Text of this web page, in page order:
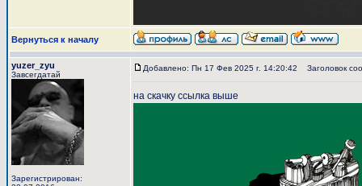
Вернуться к началу
yuzer_zyu
Завсегдатай
Зарегистрирован:
Добавлено: Пн 17 Фев 2025 г. 14:20:42 Заголовок
на скачку ссылка выше